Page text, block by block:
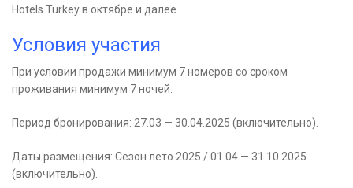
Hotels Turkey в октябре и далее.
Условия участия
При условии продажи минимум 7 номеров со сроком
проживания минимум 7 ночей.
Период бронирования: 27.03 — 30.04.2025 (включительно).
Даты размещения: Сезон лето 2025 / 01.04 — 31.10.2025
(включительно).